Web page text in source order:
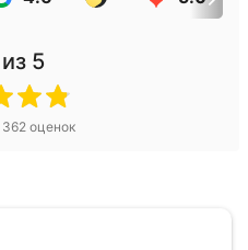
из 5
362 оценок